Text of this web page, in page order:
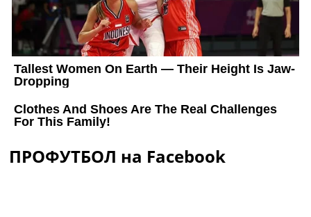
ПРОФУТБОЛ на Facebook